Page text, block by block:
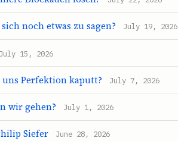
noch etwas zu sagen? July 19, 2026
July 15, 2026
uns Perfektion kaputt? July 7, 2026
wir gehen? July 1, 2026
Siefer June 28, 2026